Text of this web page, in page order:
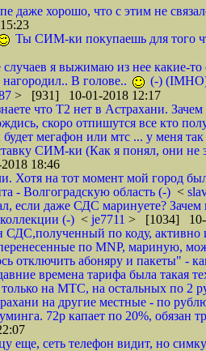
даже хорошо, что с этим не
Ты СИМ-ки покупаешь для того
я выжимаю из нее какие-то
В голове..
(-)
> [931] 10-01-2018 12:17
что Т2 нет в Астрахани.
скоро отпишутся все кто
будет мегафон или мтс ... у меня
СИМ-ки (Как я понял, они не
18:46
Хотя на тот момент мой город
- Волгоградскую область (-) <
если даже СДС маринуете?
(-) < je7711 > [1034] 10-
по коду, активно
по MNP, мариную,
отключить абоняру и пакеты" -
времена тарифа была такая
только на МТС, на остальных по 2
на другие местные - по
72р капает по 20%, обязан
еще, сеть телефон видит, но